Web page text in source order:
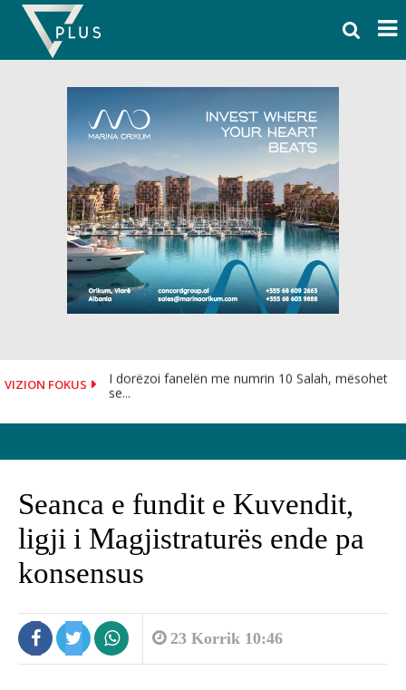
Skip
content
VIZION FOKUS
I dorëzoi fanelën me numrin 10 Salah, mësohet
se...
Seanca e fundit e Kuvendit,
ligji i Magjistraturës ende pa
konsensus
23 Korrik 10:46